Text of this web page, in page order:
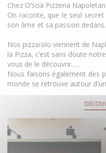
Chez O’scià Pizzeria
On raconte, que le seul
son âme et sa passion dedans.
Nos pizzaïolo viennent de
la Pizza, c’est sans doute
vous de le découvrir.....
Nous faisons également des
monde se retrouve autour